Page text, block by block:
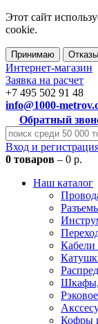
Этот сайт
cookie.
Принимаю
Интернет-магазин
Заявка на расчет
+7 495 502 91 48
info@1000-
Обратный
Вход и
0 товаров – 0 р.
Наш каталог
Кабели
Шкафы,
Кофры